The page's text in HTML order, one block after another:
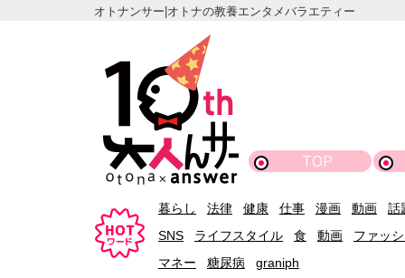
オトナンサー|オトナの教養エンタメバラエティー
TOP
暮らし 法律 健康 仕事 漫画 動画
話
SNS
ライフスタイル 食 動画
ファッ
マネー
糖尿病 graniph